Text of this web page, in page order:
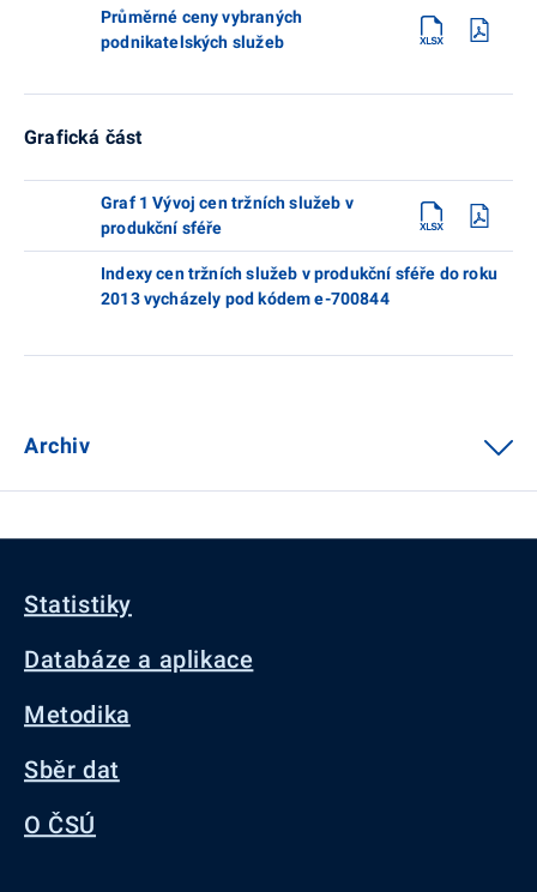
Průměrné ceny vybraných
podnikatelských služeb
Grafická část
Graf 1 Vývoj cen tržních služeb v
produkční sféře
Indexy cen tržních služeb v produkční sféře do roku
2013 vycházely pod kódem e-700844
Archiv
Statistiky
Databáze a aplikace
Metodika
Sběr dat
O ČSÚ